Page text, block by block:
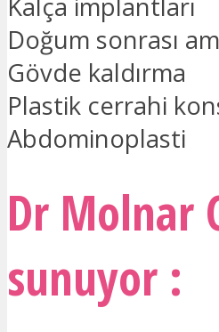
Kalça implantları
Doğum sonrası
Gövde kaldırma
Plastik cerrahi
Abdominoplasti
Dr Molnar
sunuyor :